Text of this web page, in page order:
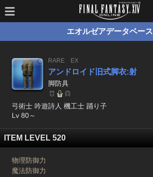
エオルゼアデータベース
RARE
EX
アンドロイド旧式脚衣:射
脚防具
弓術士 吟遊詩人 機工士 踊り子
Lv 80～
ITEM LEVEL 520
物理防御力
魔法防御力